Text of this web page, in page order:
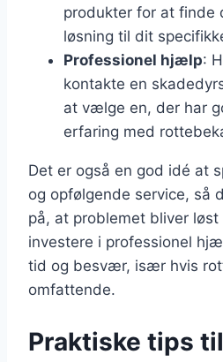
produkter for at finde
løsning til dit
Professionel hjælp:
kontakte en
at vælge en, der har
erfaring med
Det er også en god idé at
og opfølgende service, så
på, at problemet bliver
investere i professionel
tid og besvær, især hvis
omfattende.
Praktiske tips